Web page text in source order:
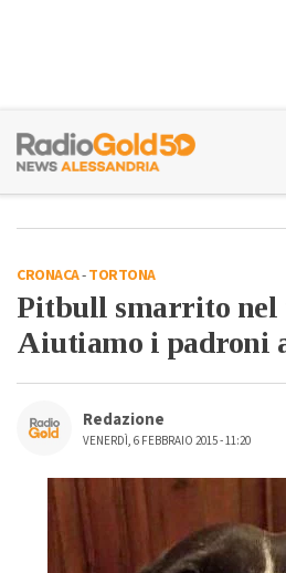
CRONACA-TORTONA
Pitbull smarrito nel
Aiutiamo i padroni
Redazione
VENERDÌ, 6 FEBBRAIO 2015 - 11:20